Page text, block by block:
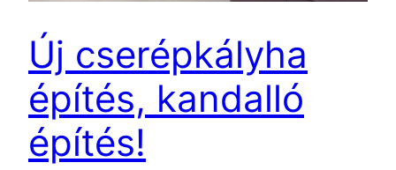
Új cserépkályha
építés, kandalló
építés!